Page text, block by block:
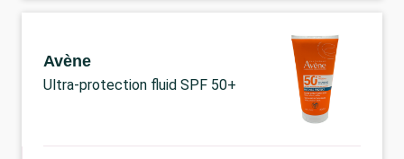
Avène
Ultra-protection fluid SPF 50+